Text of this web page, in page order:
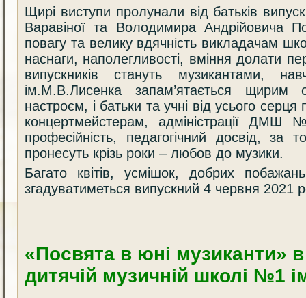
Щирі виступи пролунали від батьків
Варавіної та Володимира Андрійовича
повагу та велику вдячність викладачам
наснаги, наполегливості, вміння долати
випускників стануть
ім.М.В.Лисенка запам’ятається щирим
настроєм, і батьки та учні від усього
концертмейстерам, адміністрації
професійність, педагогічний досвід, за
пронесуть крізь роки – любов до музики.
Багато квітів, усмішок, добрих
згадуватиметься випускний 4 червня 2021
«Посвята в юні музиканти»
дитячій музичній школі №1